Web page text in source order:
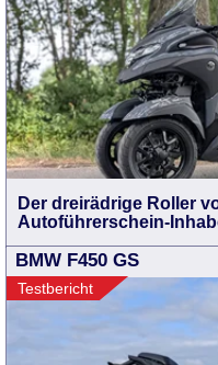
Der dreirädrige Roller
Autoführerschein-
BMW F450 GS
Testbericht